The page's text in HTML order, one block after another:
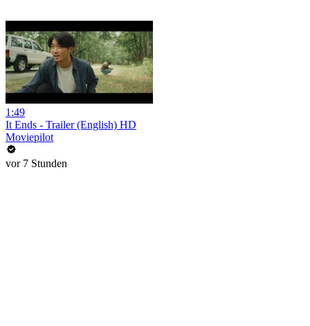
1:49
It Ends - Trailer (English) HD
Moviepilot
vor 7 Stunden